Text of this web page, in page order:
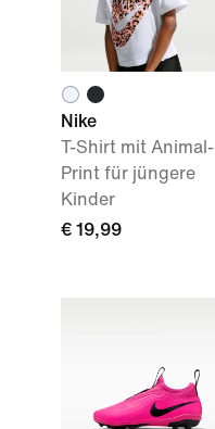
Nike
T-Shirt mit Animal-
Print für jüngere
Kinder
€ 19,99